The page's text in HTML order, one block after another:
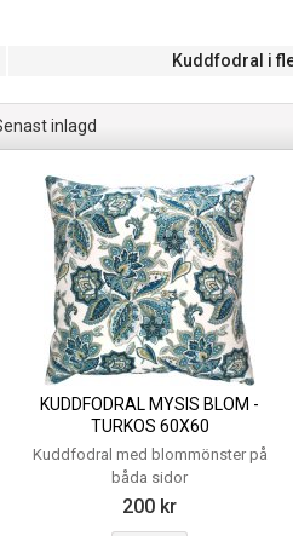
Kuddfodral i
inlagd
KUDDFODRAL MYSIS BLOM -
TURKOS 60X60
Kuddfodral med blommönster på
båda sidor
200 kr